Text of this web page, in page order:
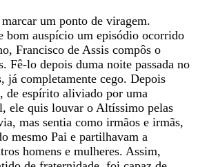
um ponto de viragem.
bom auspício um episódio ocorrido
Francisco de Assis compôs o
Fê-lo depois duma noite passada no
já completamente cego. Depois
de espírito aliviado por uma
ele quis louvar o Altíssimo pelas
mas sentia como irmãos e irmãs,
mesmo Pai e partilhavam a
homens e mulheres. Assim,